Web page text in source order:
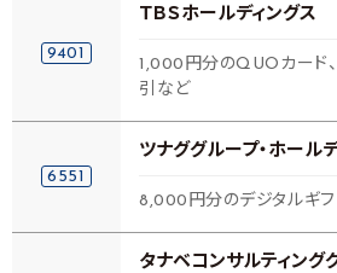
9401
ＴＢＳホールディングス
1,000円分のQUOカード
引など
6551
ツナググループ・ホール
8,000円分のデジタルギフト
タナベコンサルティング